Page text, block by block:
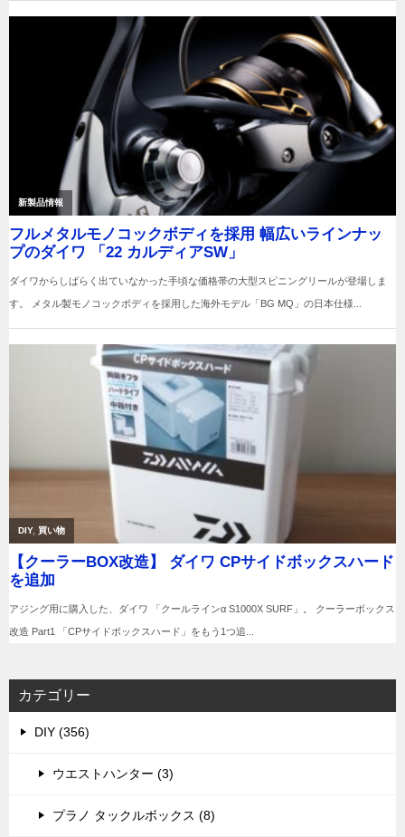
カテゴリー
DIY (356)
ウエストハンター (3)
プラノ タックルボックス (8)